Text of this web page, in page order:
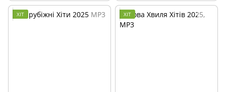
ХІТ ХІТ